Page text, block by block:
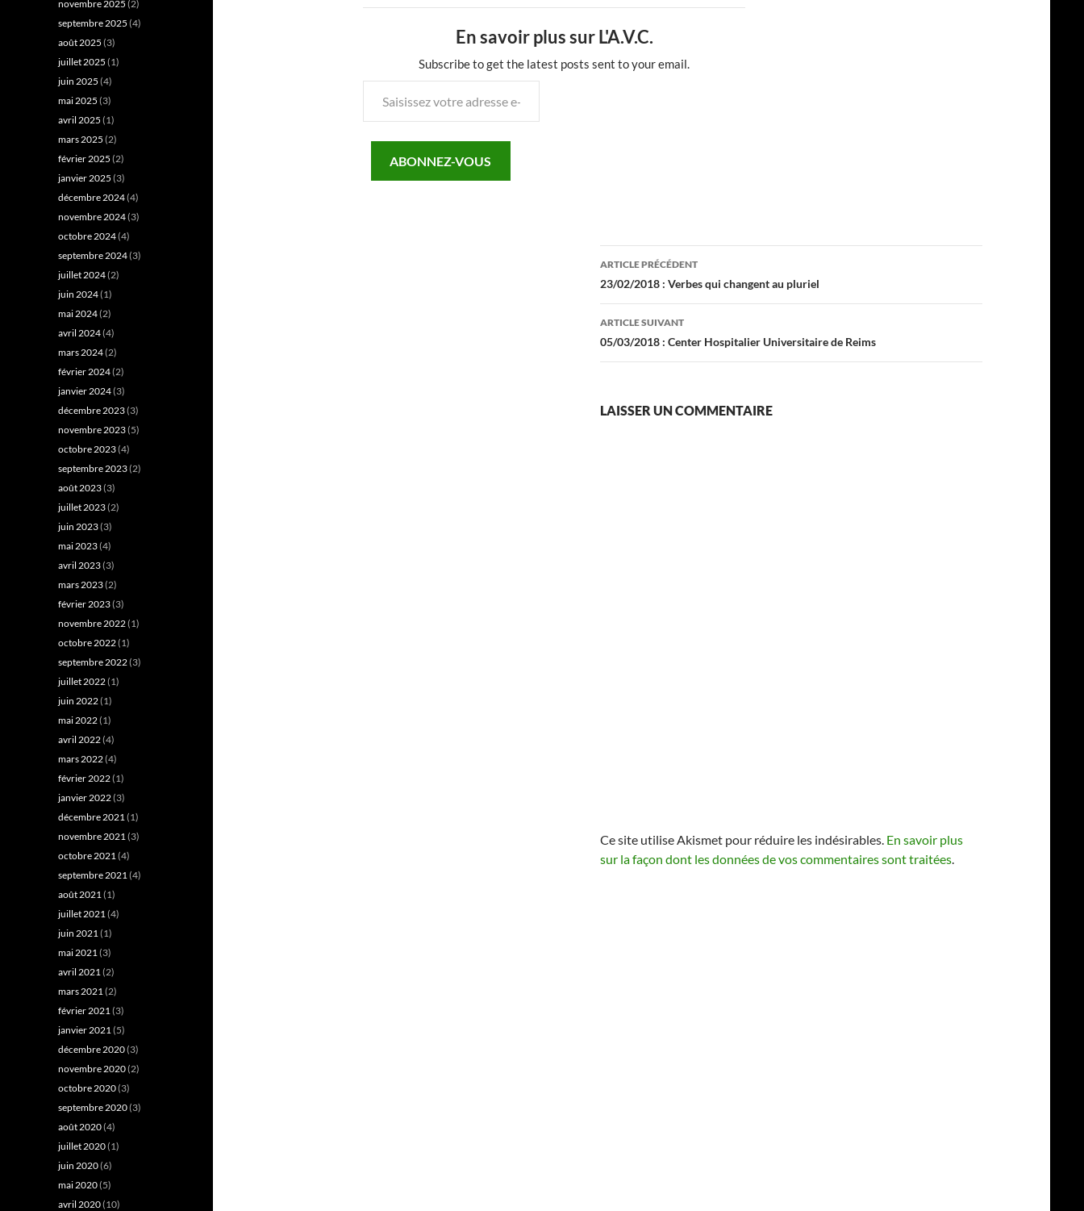
En savoir plus sur L'A.V.C.
Subscribe to get the latest posts sent to your email.
votre
mail…ABONNEZ-VOUS
Navigation
des
articles
ARTICLE PRÉCÉDENT
23/02/2018 : Verbes qui changent au pluriel
ARTICLE SUIVANT
05/03/2018 : Center Hospitalier Universitaire de Reims
LAISSER UN COMMENTAIRE
Ce site utilise Akismet pour réduire les indésirables. En savoir plus
sur la façon dont les données de vos commentaires sont traitées.
novembre 2025 (2)
septembre 2025 (4)
août 2025 (3)
juillet 2025 (1)
juin 2025 (4)
mai 2025 (3)
avril 2025 (1)
mars 2025 (2)
février 2025 (2)
janvier 2025 (3)
décembre 2024(4)
novembre 2024(3)
octobre 2024(4)
septembre 2024(3)
juillet 2024(2)
juin 2024(1)
mai 2024(2)
avril 2024(4)
mars 2024(2)
février 2024(2)
janvier 2024(3)
décembre 2023(3)
novembre 2023(5)
octobre 2023(4)
septembre 2023(2)
août 2023(3)
juillet 2023(2)
juin 2023(3)
mai 2023(4)
avril 2023(3)
mars 2023(2)
février 2023(3)
novembre 2022(1)
octobre 2022(1)
septembre 2022(3)
juillet 2022(1)
juin 2022(1)
mai 2022(1)
avril 2022(4)
mars 2022(4)
février 2022(1)
janvier 2022(3)
décembre 2021(1)
novembre 2021(3)
octobre 2021(4)
septembre 2021(4)
août 2021(1)
juillet 2021(4)
juin 2021(1)
mai 2021(3)
avril 2021(2)
mars 2021(2)
février 2021(3)
janvier 2021(5)
décembre 2020(3)
novembre 2020(2)
octobre 2020(3)
septembre 2020(3)
août 2020(4)
juillet 2020(1)
juin 2020(6)
mai 2020(5)
avril 2020(10)